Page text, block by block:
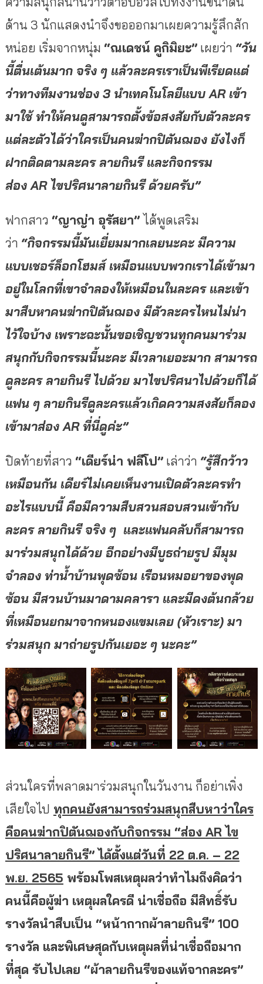
ด้าน 3 นักแสดงนำจึงขอออกมาเผยความรู้สึกสัก
หน่อย เริ่มจากหนุ่ม “ณเดชน์ คูกิมิยะ”เผยว่า “วัน
นี้ตื่นเต้นมาก จริง ๆ แล้วละครเราเป็นพีเรียดแต่
ว่าทางทีมงานช่อง 3 นำเทคโนโลยีแบบ AR เข้า
มาใช้ ทำให้คนดูสามารถตั้งข้อสงสัยกับตัวละคร
แต่ละตัวได้ว่าใครเป็นคนฆ่ากปิตันฌอง ยังไงก็
ฝากติดตามละคร ลายกินรี และกิจกรรม
ส่อง AR ไขปริศนาลายกินรี ด้วยครับ”
ฟากสาว “ญาญ่า อุรัสยา” ได้พูดเสริม
ว่า “กิจกรรมนี้มันเยี่ยมมากเลยนะคะ มีความ
แบบเชอร์ล็อกโฮมส์ เหมือนแบบพวกเราได้เข้ามา
อยู่ในโลกที่เขาจำลองให้เหมือนในละคร และเข้า
มาสืบหาคนฆ่ากปิตันฌอง มีตัวละครไหนไม่น่า
ไว้ใจบ้าง เพราะฉะนั้นขอเชิญชวนทุกคนมาร่วม
สนุกกับกิจกรรมนี้นะคะ มีเวลาเยอะมาก สามารถ
ดูละคร ลายกินรี ไปด้วย มาไขปริศนาไปด้วยก็ได้
แฟน ๆ ลายกินรีดูละครแล้วเกิดความสงสัยก็ลอง
เข้ามาส่อง AR ที่นี่ดูค่ะ”
ปิดท้ายที่สาว “เดียร์น่า ฟลีโป”เล่าว่า “รู้สึกว้าว
เหมือนกัน เดียร์ไม่เคยเห็นงานเปิดตัวละครทำ
อะไรแบบนี้ คือมีความสืบสวนสอบสวนเข้ากับ
ละคร ลายกินรี จริง ๆ และแฟนคลับก็สามารถ
มาร่วมสนุกได้ด้วย อีกอย่างมีบูธถ่ายรูป มีมุม
จำลอง ท่าน้ำบ้านพุดซ้อน เรือนหมอยาของพุด
ซ้อน มีสวนบ้านมาดามคลารา และมีดงต้นกล้วย
ที่เหมือนยกมาจากหนองแขมเลย (หัวเราะ) มา
ร่วมสนุก มาถ่ายรูปกันเยอะ ๆ นะคะ”
ส่วนใครที่พลาดมาร่วมสนุกในวันงาน ก็อย่าเพิ่ง
เสียใจไป ทุกคนยังสามารถร่วมสนุกสืบหาว่าใคร
คือคนฆ่ากปิตันฌองกับกิจกรรม “ส่อง AR ไข
ปริศนาลายกินรี” ได้ตั้งแต่วันที่ 22 ต.ค. – 22
พ.ย. 2565 พร้อมโพสเหตุผลว่าทำไมถึงคิดว่า
คนนี้คือผู้ฆ่า เหตุผลใครดี น่าเชื่อถือ มีสิทธิ์รับ
รางวัลนำสืบเป็น “หน้ากากผ้าลายกินรี” 100
รางวัล และพิเศษสุดกับเหตุผลที่น่าเชื่อถือมาก
ที่สุด รับไปเลย “ผ้าลายกินรีของแท้จากละคร”